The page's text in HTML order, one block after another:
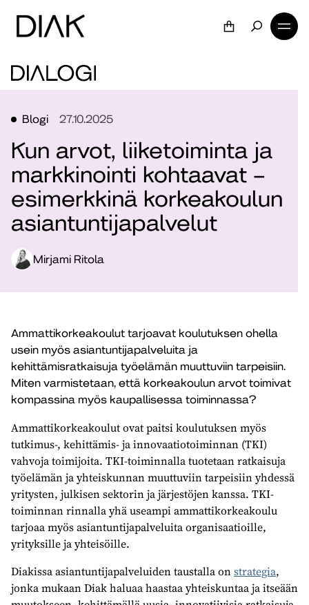
Blogi 27.10.2025
Kun arvot, liiketoiminta ja
markkinointi kohtaavat –
esimerkkinä korkeakoulun
asiantuntijapalvelut
Mirjami Ritola
Ammattikorkeakoulut tarjoavat koulutuksen ohella
usein myös asiantuntijapalveluita ja
kehittämisratkaisuja työelämän muuttuviin tarpeisiin.
Miten varmistetaan, että korkeakoulun arvot toimivat
kompassina myös kaupallisessa toiminnassa?
Ammattikorkeakoulut ovat paitsi koulutuksen myös
tutkimus-, kehittämis- ja innovaatiotoiminnan (TKI)
vahvoja toimijoita. TKI-toiminnalla tuotetaan ratkaisuja
työelämän ja yhteiskunnan muuttuviin tarpeisiin yhdessä
yritysten, julkisen sektorin ja järjestöjen kanssa. TKI-
toiminnan rinnalla yhä useampi ammattikorkeakoulu
tarjoaa myös asiantuntijapalveluita organisaatioille,
yrityksille ja yhteisöille.
Diakissa asiantuntijapalveluiden taustalla onstrategia,
jonka mukaan Diak haluaa haastaa yhteiskuntaa ja itseään